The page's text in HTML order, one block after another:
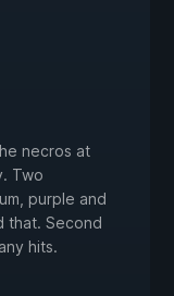
necros at
Two
purple and
that. Second
hits.